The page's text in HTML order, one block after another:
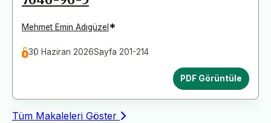
Mehmet Emin Adıgüzel *
30 Haziran 2026Sayfa 201-214
PDF Görüntüle
Tüm Makaleleri Göster